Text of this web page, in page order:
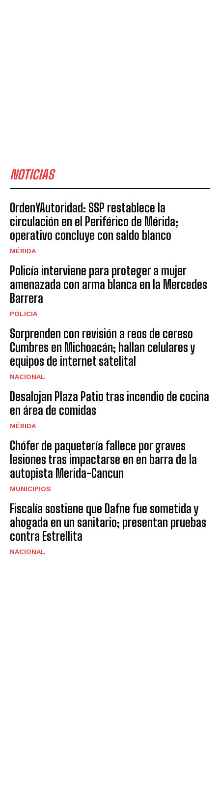
NOTICIAS
OrdenYAutoridad: SSP restablece la
circulación en el Periférico de Mérida;
operativo concluye con saldo blanco
MÉRIDA
Policía interviene para proteger a mujer
amenazada con arma blanca en la Mercedes
Barrera
POLICIA
Sorprenden con revisión a reos de cereso
Cumbres en Michoacán; hallan celulares y
equipos de internet satelital
NACIONAL
Desalojan Plaza Patio tras incendio de cocina
en área de comidas
MÉRIDA
Chófer de paquetería fallece por graves
lesiones tras impactarse en en barra de la
autopista Merida-Cancun
MUNICIPIOS
Fiscalía sostiene que Dafne fue sometida y
ahogada en un sanitario; presentan pruebas
contra Estrellita
NACIONAL